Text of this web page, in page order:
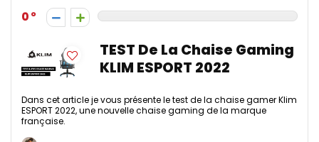
0
TEST De La Chaise Gaming
KLIM ESPORT 2022
Dans cet article je vous présente le test de la chaise gamer Klim
ESPORT 2022, une nouvelle chaise gaming de la marque
française.